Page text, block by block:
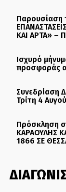
Παρουσίαση
ΚΑΙ ΑΡΤΑ» –
Ισχυρό
προσφοράς
Συνεδρίαση
Τρίτη 4
Πρόσκληση
ΚΑΡΑΟΥΛΗΣ
1866 ΣΕ